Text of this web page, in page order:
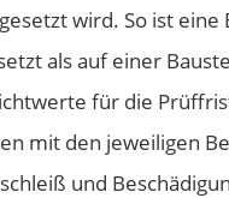
wird. So ist
als auf einer
für die
mit den jeweiligen
und